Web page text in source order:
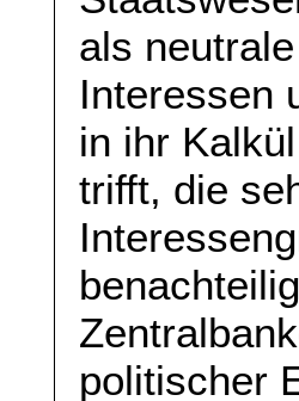
als
Interessen
in ihr
trifft, die
politischer